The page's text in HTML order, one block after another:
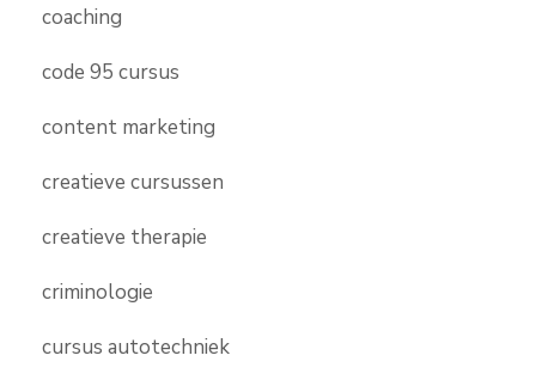
coaching
code 95 cursus
content marketing
creatieve cursussen
creatieve therapie
criminologie
cursus autotechniek